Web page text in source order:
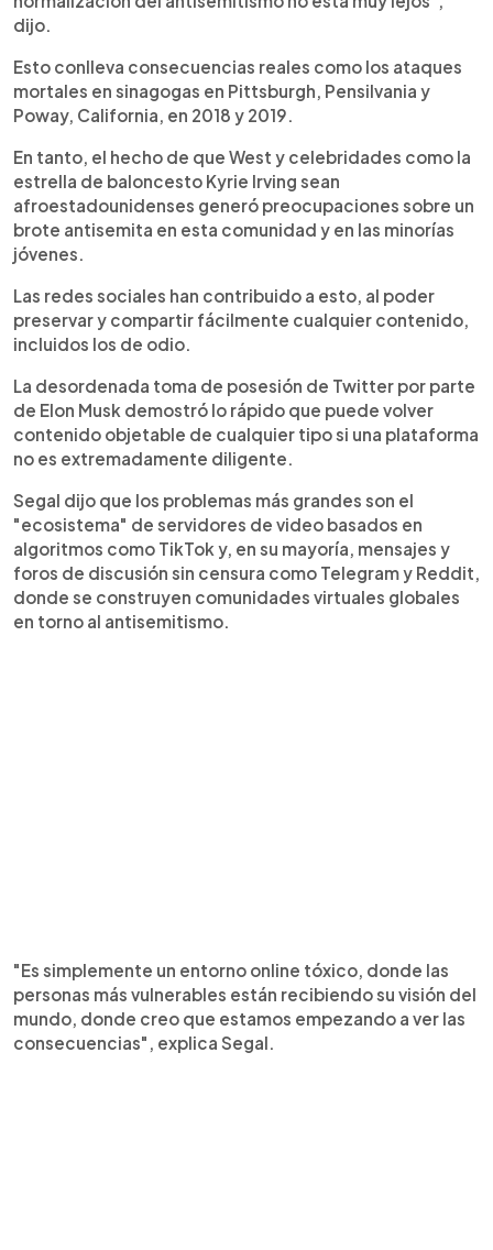
dijo.
Esto conlleva consecuencias reales como los ataques
mortales en sinagogas en Pittsburgh, Pensilvania y
Poway, California, en 2018 y 2019.
En tanto, el hecho de que West y celebridades como la
estrella de baloncesto Kyrie Irving sean
afroestadounidenses generó preocupaciones sobre un
brote antisemita en esta comunidad y en las minorías
jóvenes.
Las redes sociales han contribuido a esto, al poder
preservar y compartir fácilmente cualquier contenido,
incluidos los de odio.
La desordenada toma de posesión de Twitter por parte
de Elon Musk demostró lo rápido que puede volver
contenido objetable de cualquier tipo si una plataforma
no es extremadamente diligente.
Segal dijo que los problemas más grandes son el
"ecosistema" de servidores de video basados en
algoritmos como TikTok y, en su mayoría, mensajes y
foros de discusión sin censura como Telegram y Reddit,
donde se construyen comunidades virtuales globales
en torno al antisemitismo.
"Es simplemente un entorno online tóxico, donde las
personas más vulnerables están recibiendo su visión del
mundo, donde creo que estamos empezando a ver las
consecuencias", explica Segal.